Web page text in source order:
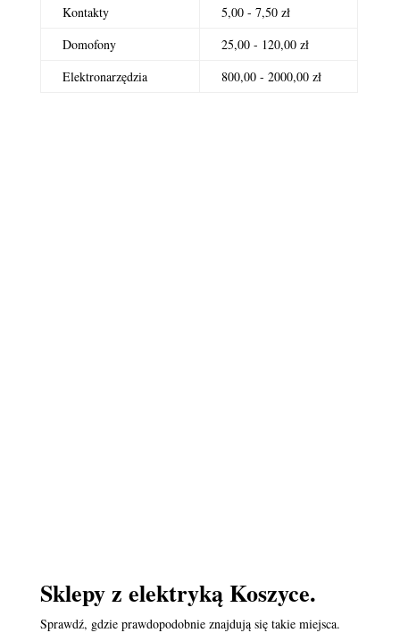
Kontakty
5,00 - 7,50 zł
Domofony
25,00 - 120,00 zł
Elektronarzędzia
800,00 - 2000,00 zł
Sklepy z elektryką Koszyce.
Sprawdź, gdzie prawdopodobnie znajdują się takie miejsca.